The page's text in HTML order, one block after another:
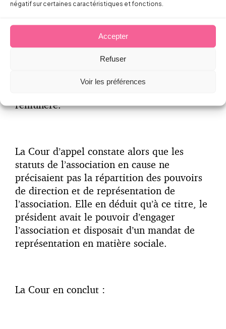
négatif sur certaines caractéristiques et fonctions.
Accepter
Refuser
Voir les préférences
dispositions légales impératives ou lorsqu’il
commet une faute de gestion, La Cour
d’appel prend ici le soin de préciser que
pour un dirigeant bénévole, sa
responsabilité est appréciée moins
rémunéré.
La Cour d’appel constate alors que les
statuts de l’association en cause ne
précisaient pas la répartition des pouvoirs
de direction et de représentation de
l’association. Elle en déduit qu’à ce titre, le
président avait le pouvoir d’engager
l’association et disposait d’un mandat de
représentation en matière sociale.
La Cour en conclut :